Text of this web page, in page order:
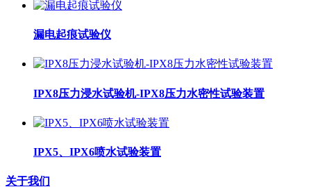
漏电起痕试验仪
IPX8压力浸水试验机-IPX8压力水密性试验装置
IPX5、IPX6喷水试验装置
关于我们